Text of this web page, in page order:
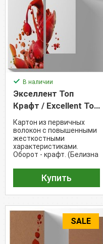
В наличии
Экселлент Топ
Крафт / Excellent Top
Kraft - Coated Kraft /
EXKR (245 г/м²)
Картон из первичных
волокон с повышенными
жесткостными
характеристиками.
Оборот - крафт. (Белизна
Купить
SALE